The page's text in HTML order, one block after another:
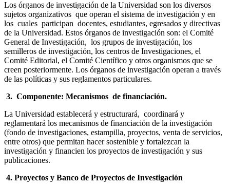
Los órganos de investigación de la Universidad son los diversos
sujetos organizativos que operan el sistema de investigación y en
los cuales participan docentes, estudiantes, egresados y directivas
de la Universidad. Estos órganos de investigación son: el Comité
General de Investigación, los grupos de investigación, los
semilleros de investigación, los centros de Investigaciones, el
Comité Editorial, el Comité Científico y otros organismos que se
creen posteriormente. Los órganos de investigación operan a través
de las políticas y sus reglamentos particulares.
3. Componente: Mecanismos de financiación.
La Universidad establecerá y estructurará, coordinará y
reglamentará los mecanismos de financiación de la investigación
(fondo de investigaciones, estampilla, proyectos, venta de servicios,
entre otros) que permitan hacer sostenible y fortalezcan la
investigación y financien los proyectos de investigación y sus
publicaciones.
4. Proyectos y Banco de Proyectos de Investigación